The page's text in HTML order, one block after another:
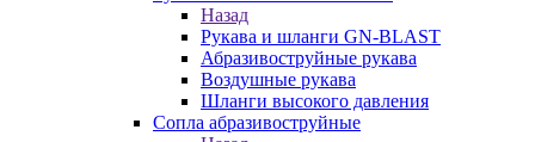
Назад
Рукава и шланги GN-BLAST
Абразивоструйные рукава
Воздушные рукава
Шланги высокого давления
Сопла абразивоструйные